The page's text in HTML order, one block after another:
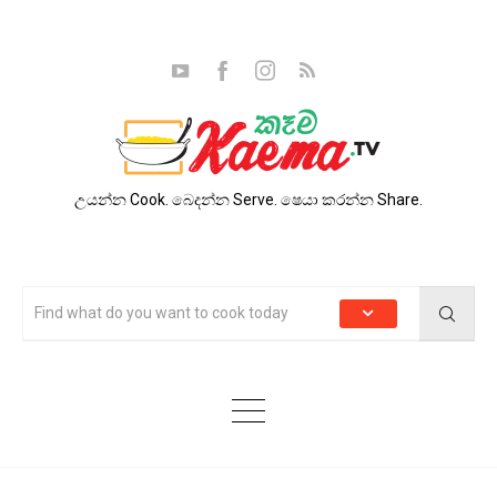
උයන්න Cook. බෙදන්න Serve. ෂෙයා කරන්න Share.